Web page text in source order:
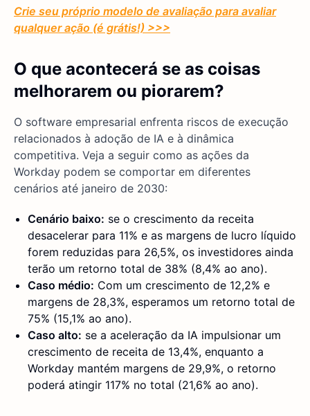
Crie seu próprio modelo de avaliação para avaliar
qualquer ação (é grátis!) >>>
O que acontecerá se as coisas
melhorarem ou piorarem?
O software empresarial enfrenta riscos de execução
relacionados à adoção de IA e à dinâmica
competitiva. Veja a seguir como as ações da
Workday podem se comportar em diferentes
cenários até janeiro de 2030:
Cenário baixo: se o crescimento da receita
desacelerar para 11% e as margens de lucro líquido
forem reduzidas para 26,5%, os investidores ainda
terão um retorno total de 38% (8,4% ao ano).
Caso médio: Com um crescimento de 12,2% e
margens de 28,3%, esperamos um retorno total de
75% (15,1% ao ano).
Caso alto: se a aceleração da IA impulsionar um
crescimento de receita de 13,4%, enquanto a
Workday mantém margens de 29,9%, o retorno
poderá atingir 117% no total (21,6% ao ano).